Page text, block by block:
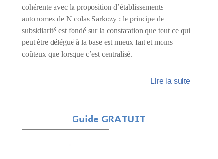
cohérente avec la proposition d’établissements
autonomes de Nicolas Sarkozy : le principe de
subsidiarité est fondé sur la constatation que tout ce qui
peut être délégué à la base est mieux fait et moins
coûteux que lorsque c’est centralisé.
Lire la suite
Guide GRATUIT